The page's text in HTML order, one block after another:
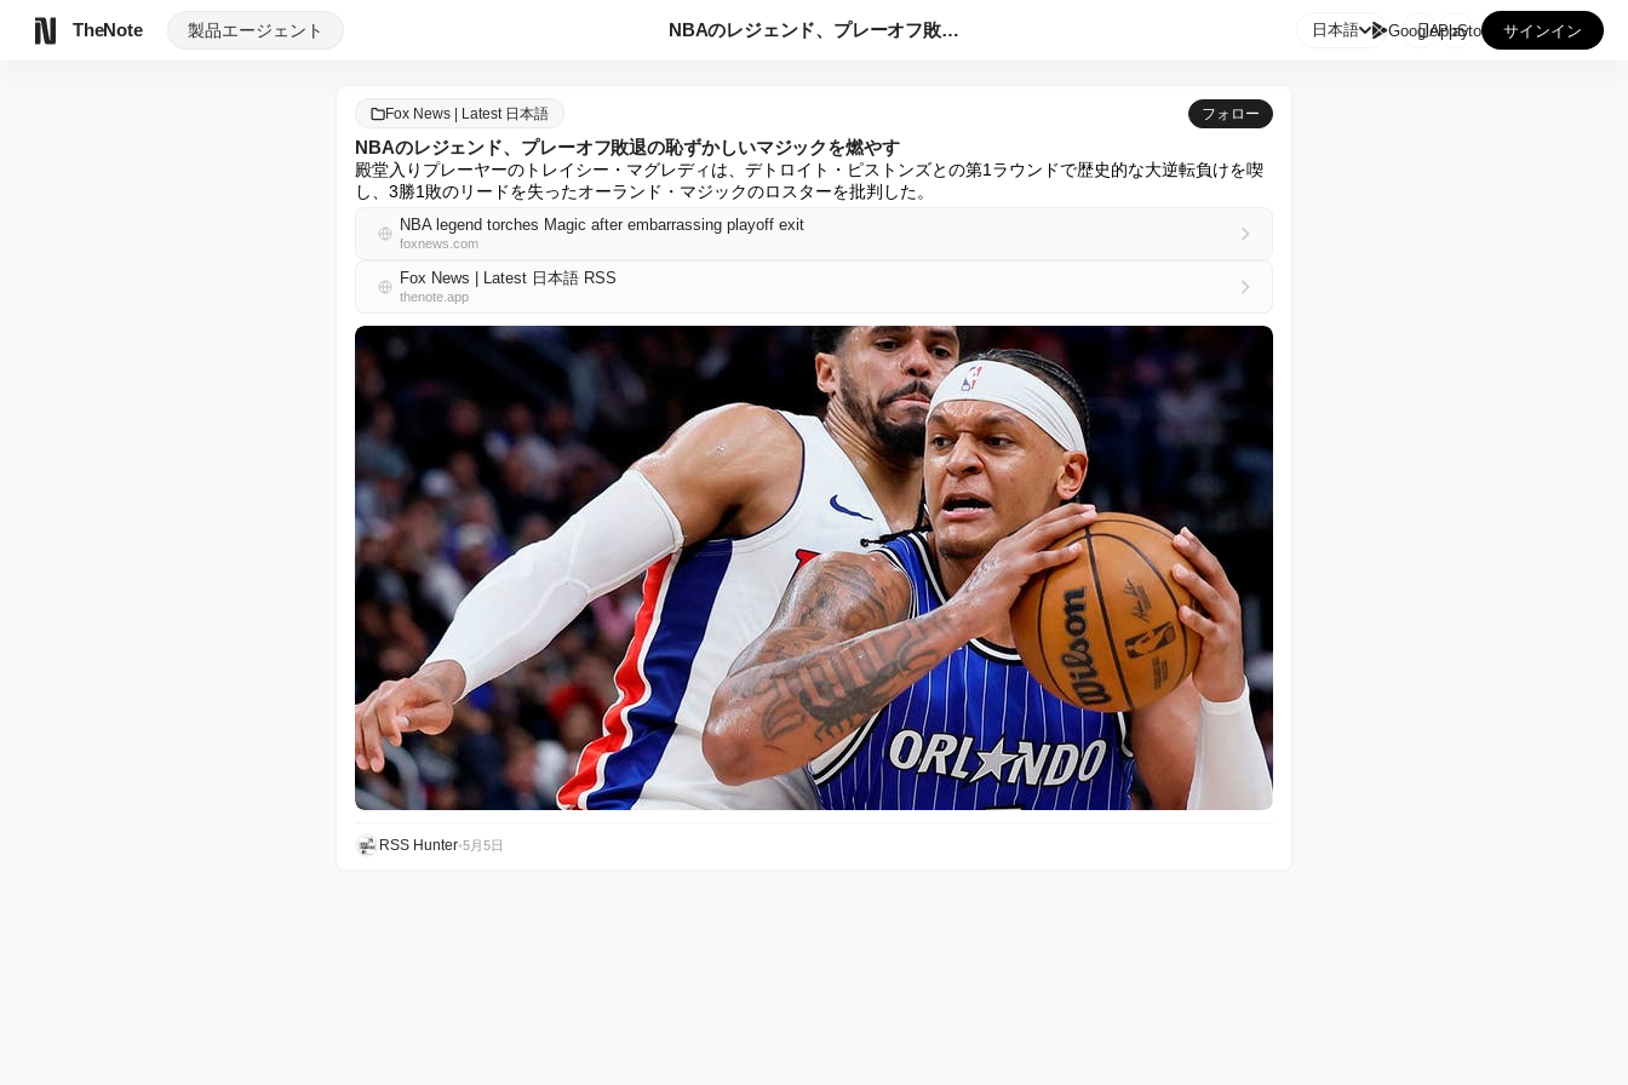
TheNote 製品エージェント NBAのレジェンド、プレーオフ敗退の恥ずかしいマジックを燃や... 日本語 GooglePlay
AppStore サインイン
Fox News | Latest 日本語 フォロー
NBAのレジェンド、プレーオフ敗退の恥ずかしいマジックを燃やす
殿堂入りプレーヤーのトレイシー・マグレディは、デトロイト・ピストンズとの第1ラウンドで歴史的な大逆転負けを喫
し、3勝1敗のリードを失ったオーランド・マジックのロスターを批判した。
NBA legend torches Magic after embarrassing playoff exit
foxnews.com
Fox News | Latest 日本語 RSS
thenote.app
RSS Hunter•5月5日